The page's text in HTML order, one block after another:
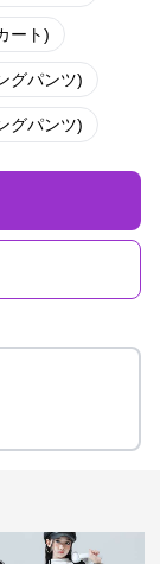
ート)
グパンツ)
グパンツ)